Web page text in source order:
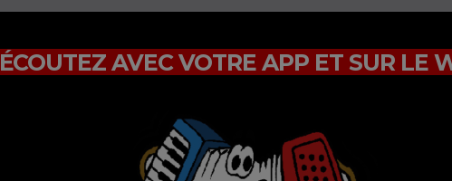
ÉCOUTEZ AVEC VOTRE APP ET SUR LE